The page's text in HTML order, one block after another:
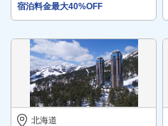
宿泊料金最大40%OFF
北海道